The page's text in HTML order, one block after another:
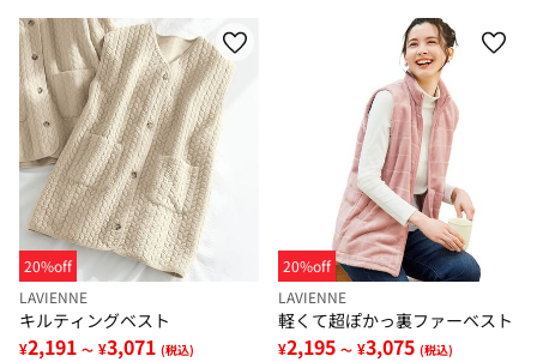
20%off
LAVIENNE
キルティングベスト
¥2,191 ～ ¥3,071 (税込)
20%off
LAVIENNE
軽くて超ぽかっ裏ファーベスト
¥2,195 ～ ¥3,075 (税込)